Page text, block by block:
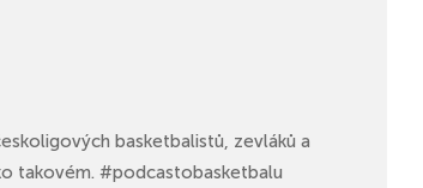
basketbalistů, zevláků a
takovém. #podcastobasketbalu